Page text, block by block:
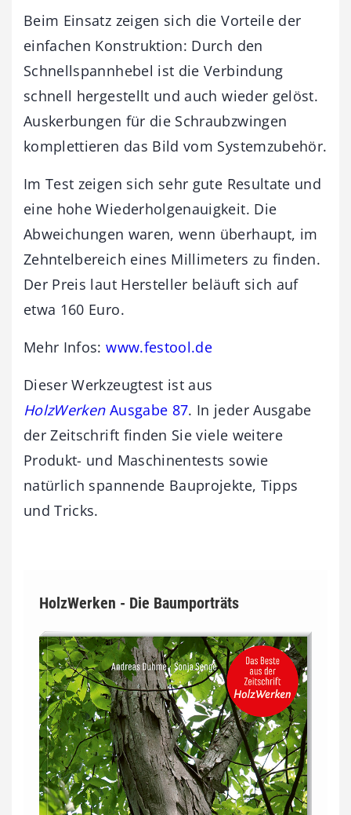
Beim Einsatz zeigen sich die Vorteile der
einfachen Konstruktion: Durch den
Schnellspannhebel ist die Verbindung
schnell hergestellt und auch wieder gelöst.
Auskerbungen für die Schraubzwingen
komplettieren das Bild vom Systemzubehör.
Im Test zeigen sich sehr gute Resultate und
eine hohe Wiederholgenauigkeit. Die
Abweichungen waren, wenn überhaupt, im
Zehntelbereich eines Millimeters zu finden.
Der Preis laut Hersteller beläuft sich auf
etwa 160 Euro.
Mehr Infos:www.festool.de
Dieser Werkzeugtest ist aus
HolzWerkenAusgabe 87. In jeder Ausgabe
der Zeitschrift finden Sie viele weitere
Produkt- und Maschinentests sowie
natürlich spannende Bauprojekte, Tipps
und Tricks.
HolzWerken - Die Baumporträts